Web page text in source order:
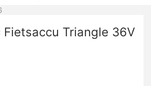
Fietsaccu Triangle 36V